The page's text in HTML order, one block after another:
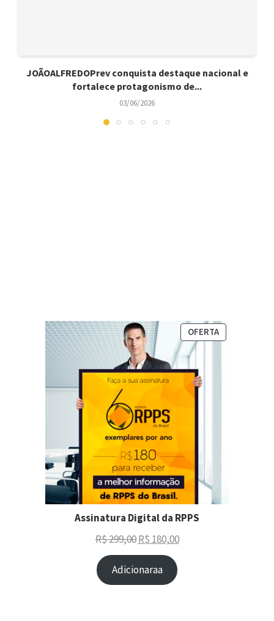
JOÃOALFREDOPrev conquista destaque nacional e
fortalece protagonismo de...
03/06/2026
OFERTA
Assinatura Digital da RPPS
R$299,00 R$ 180,00
Adicionaraa